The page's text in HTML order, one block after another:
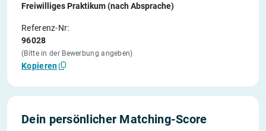
Freiwilliges Praktikum (nach Absprache)
Referenz-Nr:
96028
(Bitte in der Bewerbung angeben)
Kopieren
Dein persönlicher Matching-Score